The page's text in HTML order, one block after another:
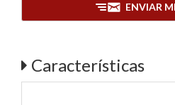
ENVIAR
Características